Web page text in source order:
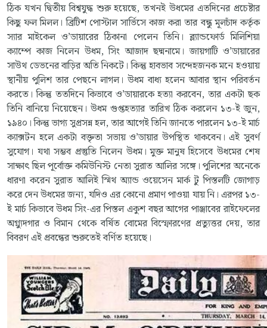
ঠিক যখন দ্বিতীয় বিশ্বযুদ্ধ শুরু হয়েছে, তখনই উধমের এতদিনের প্রচেষ্টার
কিছু ফল মিলল। ব্রিটিশ পোস্টাল সার্ভিসে কাজ করা তার বন্ধু মূলচাঁদ কর্তৃক
স্যার মাইকেল ও’ডায়ারের ঠিকানা পেলেন তিনি। ব্ল্যান্ডফোর্ড মিলিশিয়া
ক্যাম্পে কাজ নিলেন উধম, সিং আজাদ ছদ্মনামে। জায়গাটি ও’ডায়ারের
সাউথ ডেভনের বাড়ির অতি নিকটে। কিন্তু হাবভাব সন্দেহজনক মনে হওয়ায়
স্থানীয় পুলিশ তার পেছনে লাগল। উধম বাধ্য হলেন আবার স্থান পরিবর্তন
করতে। কিন্তু ততদিনে কিভাবে ও’ডায়ারকে হত্যা করবেন, তার একটা ছক
তিনি বানিয়ে নিয়েছেন। উধম গুপ্তহত্যার তারিখ ঠিক করলেন ১৩-ই জুন,
১৯৪০। কিন্তু ভাগ্য সুপ্রসন্ন হল, তার আগেই তিনি জানতে পারলেন ১৩-ই মার্চ
ক্যাক্সটন হলে একটা বক্তৃতা সভায় ও’ডায়ার উপস্থিত থাকবেন। এই সুবর্ণ
সুযোগ। যথা সম্ভব প্রস্তুতি নিলেন উধম। মুক্ত মানুষ হিসেবে উধমের শেষ
সাক্ষাৎ ছিল পূর্বোক্ত কমিউনিস্ট নেতা সুরাত আলির সঙ্গে। পুলিশের অনেকে
ধারণা করেন সুরাত আলিই স্মিথ অ্যান্ড ওয়েসেন মার্ক টু পিস্তলটি জোগাড়
করে দেন উধমের জন্য, যদিও এর কোনো প্রমাণ পাওয়া যায় নি। এরপর ১৩-
ই মার্চ কিভাবে উধম সিং-এর পিস্তল একুশ বছর আগের পাঞ্জাবের রাইফেলের
অগ্ন্যুদগার ও বিমান থেকে বর্ষিত বোমের বিস্ফোরণের প্রত্যুত্তর দেয়, তার
বিবরণ এই প্রবন্ধের শুরুতেই বর্ণিত হয়েছে।